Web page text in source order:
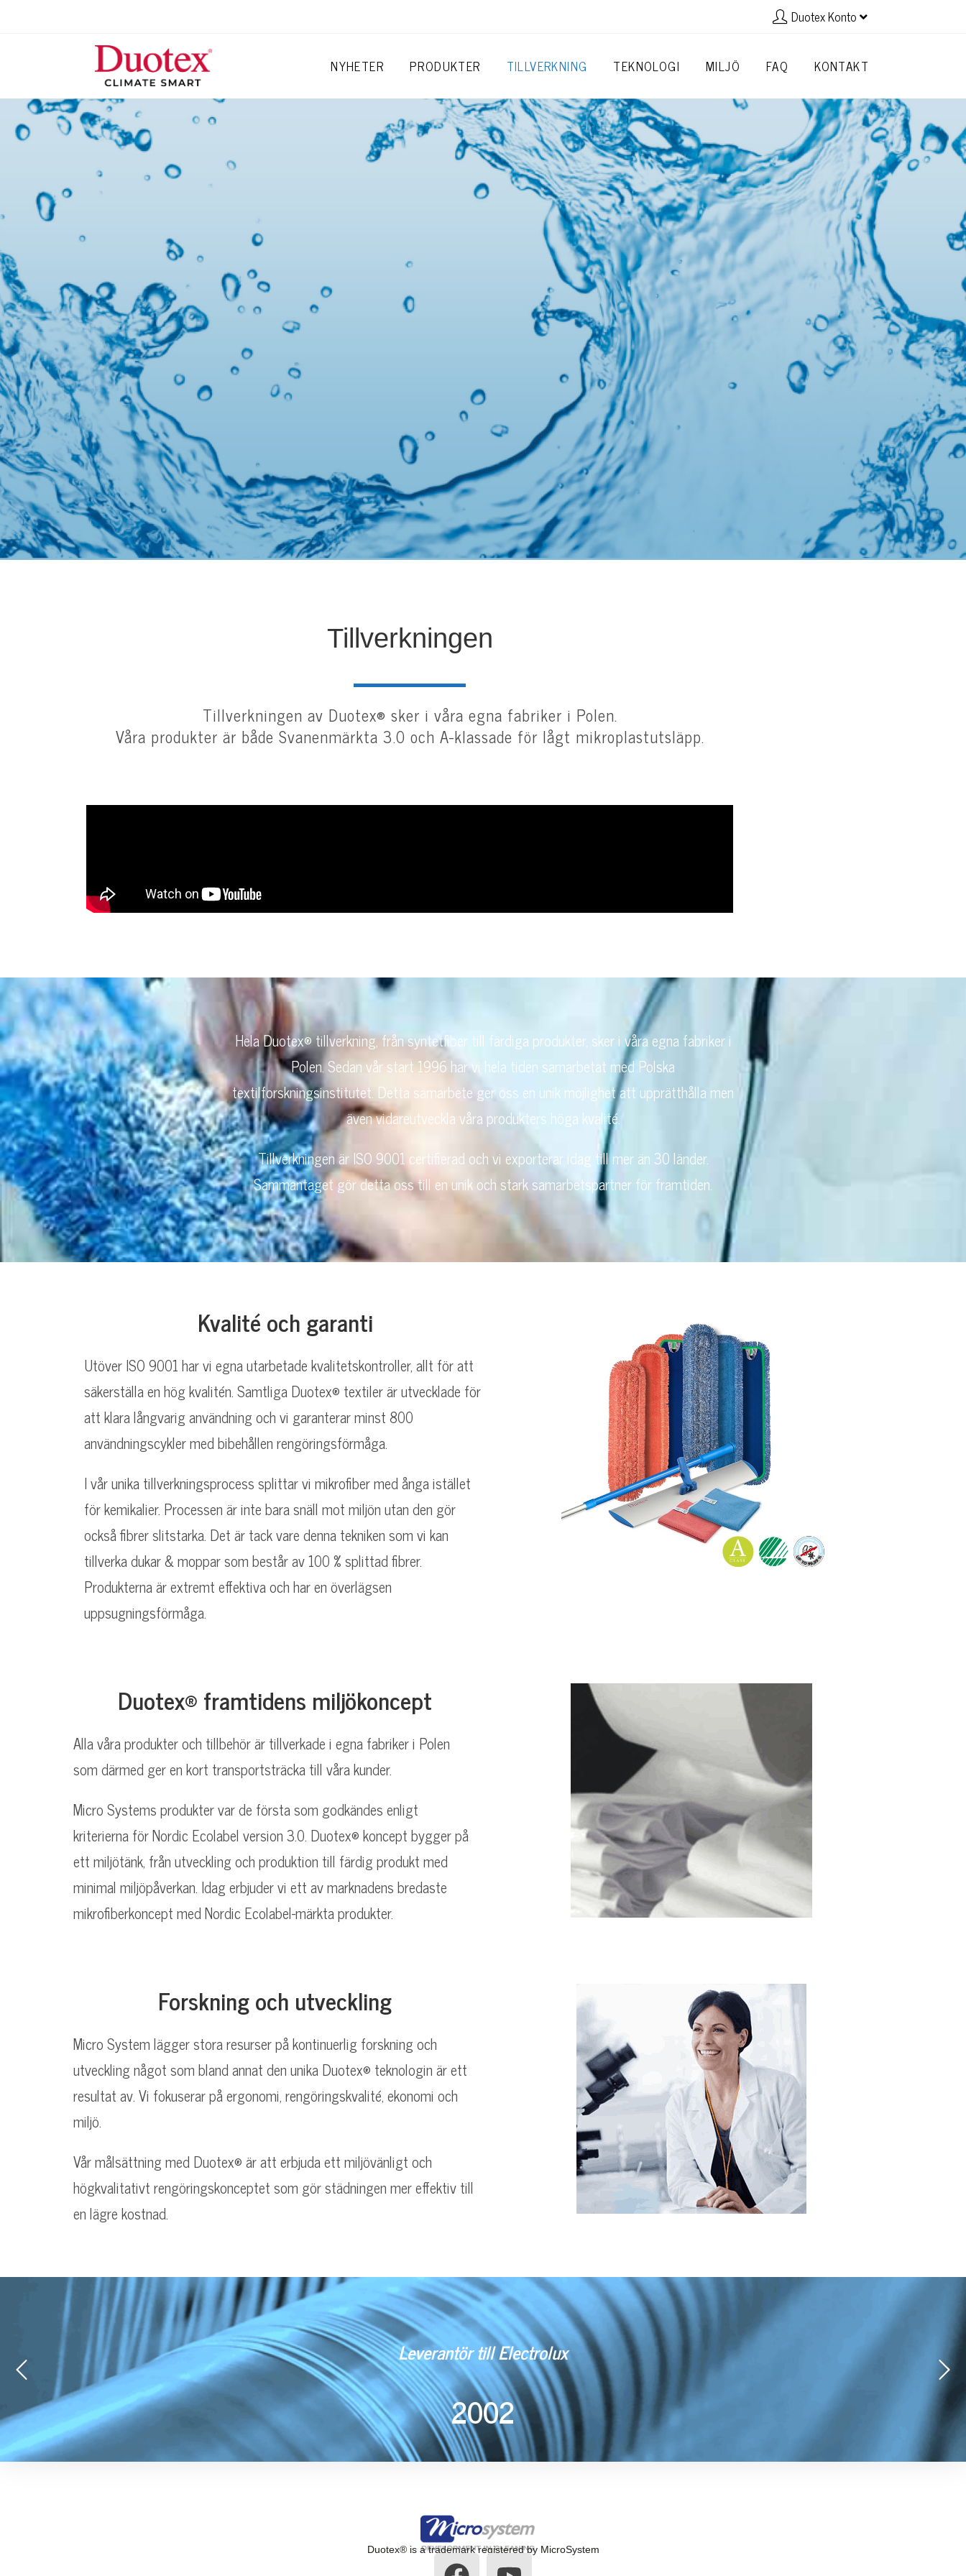
Duotex Konto
NYHETER PRODUKTER TILLVERKNING TEKNOLOGI MILJÖ FAQ KONTAKT
Tillverkningen
Tillverkningen av Duotex® sker i våra egna fabriker i Polen.
Våra produkter är både Svanenmärkta 3.0 och A-klassade för lågt mikroplastutsläpp.
Hela Duotex® tillverkning, från syntetfiber till färdiga produkter, sker i våra egna fabriker i
Polen. Sedan vår start 1996 har vi hela tiden samarbetat med Polska
textilforskningsinstitutet. Detta samarbete ger oss en unik möjlighet att upprätthålla men
även vidareutveckla våra produkters höga kvalité.
Tillverkningen är ISO 9001 certifierad och vi exporterar idag till mer än 30 länder.
Sammantaget gör detta oss till en unik och stark samarbetspartner för framtiden.
Kvalité och garanti
Utöver ISO 9001 har vi egna utarbetade kvalitetskontroller, allt för att
säkerställa en hög kvalitén. Samtliga Duotex® textiler är utvecklade för
att klara långvarig användning och vi garanterar minst 800
användningscykler med bibehållen rengöringsförmåga.
I vår unika tillverkningsprocess splittar vi mikrofiber med ånga istället
för kemikalier. Processen är inte bara snäll mot miljön utan den gör
också fibrer slitstarka. Det är tack vare denna tekniken som vi kan
tillverka dukar & moppar som består av 100 % splittad fibrer.
Produkterna är extremt effektiva och har en överlägsen
uppsugningsförmåga.
Duotex® framtidens miljökoncept
Alla våra produkter och tillbehör är tillverkade i egna fabriker i Polen
som därmed ger en kort transportsträcka till våra kunder.
Micro Systems produkter var de första som godkändes enligt
kriterierna för Nordic Ecolabel version 3.0. Duotex® koncept bygger på
ett miljötänk, från utveckling och produktion till färdig produkt med
minimal miljöpåverkan. Idag erbjuder vi ett av marknadens bredaste
mikrofiberkoncept med Nordic Ecolabel-märkta produkter.
Forskning och utveckling
Micro System lägger stora resurser på kontinuerlig forskning och
utveckling något som bland annat den unika Duotex® teknologin är ett
resultat av. Vi fokuserar på ergonomi, rengöringskvalité, ekonomi och
miljö.
Vår målsättning med Duotex® är att erbjuda ett miljövänligt och
högkvalitativt rengöringskonceptet som gör städningen mer effektiv till
en lägre kostnad.
Leverantör till Electrolux
2002
Duotex® is a trademark registered by MicroSystem